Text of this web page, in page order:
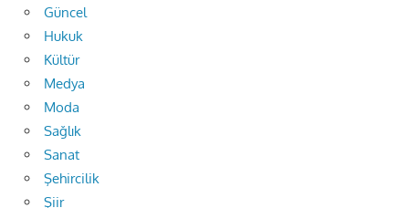
Güncel
Hukuk
Kültür
Medya
Moda
Sağlık
Sanat
Şehircilik
Şiir